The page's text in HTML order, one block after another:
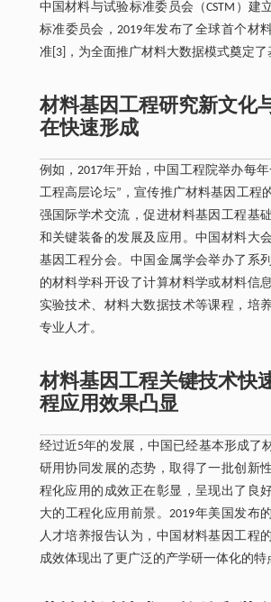
中国材料与试验标准委员会（CSTM）建
标准委员会，2019年发布了全球首个材
准[3]，为全面推广材料大数据模式奠定了
材料基因工程研究新文化
在快速形成
例如，2017年开始，中国工程院举办每
工程高层论坛”，宣传推广材料基因工程
强国际学术交流，促进材料基因工程基
和关键装备的发展及应用。中国材料大
基因工程分会。中国金属学会举办了系
的材料学科开设了计算材料学或材料信
实验技术、材料大数据技术等课程，培
专业人才。
材料基因工程关键技术快
程应用效果凸显
经过近5年的发展，中国已经基本形成了
研用协同发展的态势，取得了一批创新
程化应用的成效正在彰显，呈现出了良
大的工程化应用前景。2019年美国发布
人才培养报告认为，中国材料基因工程
成效体现出了更广泛的产学研一体化的特